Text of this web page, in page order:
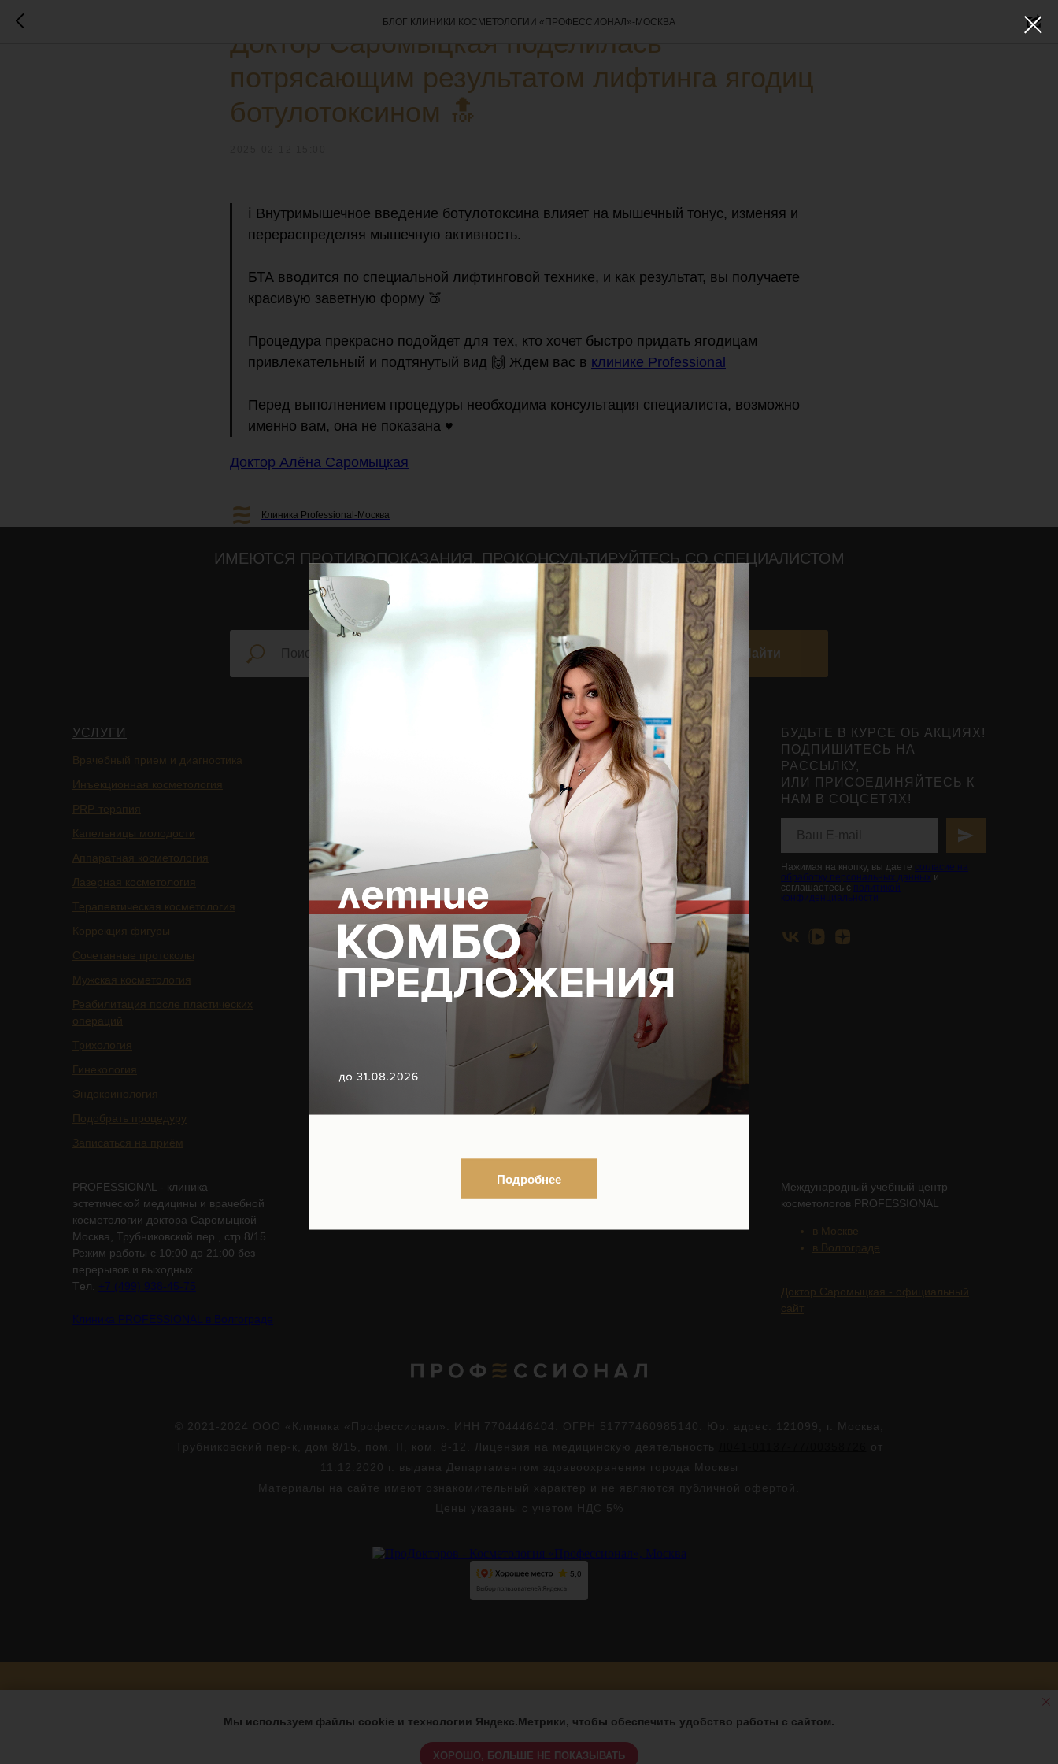
БЛОГ КЛИНИКИ КОСМЕТОЛОГИИ «ПРОФЕССИОНАЛ»-МОСКВА
Доктор Саромыцкая поделилась
потрясающим результатом лифтинга ягодиц
ботулотоксином 🔝
ℹ️ Внутримышечное введение ботулотоксина влияет на мышечный тонус, изменяя и
перераспределяя мышечную активность.
БТА вводится по специальной лифтинговой технике, и как результат, вы получаете
красивую заветную форму 🍑
Процедура прекрасно подойдет для тех, кто хочет быстро придать ягодицам
привлекательный и подтянутый вид 🙌 Ждем вас в клинике Professional
Перед выполнением процедуры необходима консультация специалиста, возможно
именно вам, она не показана ♥️
Доктор Алёна Саромыцкая
Клиника Professional-Москва
ИМЕЮТСЯ ПРОТИВОПОКАЗАНИЯ, ПРОКОНСУЛЬТИРУЙТЕСЬ СО СПЕЦИАЛИСТОМ
18+
Найти
УСЛУГИ
Врачебный прием и диагностика
Инъекционная косметология
PRP-терапия
Капельницы молодости
Аппаратная косметология
Лазерная косметология
Терапевтическая косметология
Коррекция фигуры
Сочетанные протоколы
Мужская косметология
Реабилитация после пластических
операций
Трихология
Гинекология
Эндокринология
Подобрать процедуру
Записаться на приём
БАДы
Магазин
Специалисты
Юридическая информация
Контакты
ЮРИДИЧЕСКАЯ
ИНФОРМАЦИЯ
Организационные документы
Нормативно-правовые документы
Контакты органов исполнительной
власти в сфере охраны здоровья
граждан
БУДЬТЕ В КУРСЕ ОБ АКЦИЯХ!
ПОДПИШИТЕСЬ НА
РАССЫЛКУ,
ИЛИ ПРИСОЕДИНЯЙТЕСЬ К
НАМ В СОЦСЕТЯХ!
Нажимая на кнопку, вы даете согласие на
обработку персональных данных и
соглашаетесь с политикой
конфиденциальности
PROFESSIONAL - клиника
эстетической медицины и врачебной
косметологии доктора Саромыцкой
Москва, Трубниковский пер., стр 8/15
Режим работы с 10:00 до 21:00 без
перерывов и выходных.
Tел. +7 (499) 938-45-75
Клиника PROFESSIONAL в Волгограде
Международный учебный центр
косметологов PROFESSIONAL
в Москве
в Волгограде
Доктор Саромыцкая - официальный
сайт
© 2021-2024 ООО «Клиника «Профессионал». ИНН 7704446404. ОГРН 51777460985140. Юр. адрес: 121099, г. Москва,
Трубниковский пер-к, дом 8/15, пом. II, ком. 8-12. Лицензия на медицинскую деятельность
от
11.12.2020 г. выдана Департаментом здравоохранения города Москвы
Материалы на сайте имеют ознакомительный характер и не являются публичной офертой.
Цены указаны с учетом НДС 5%
Мы используем файлы cookie и технологии Яндекс.Метрики, чтобы обеспечить удобство работы с сайтом.
ХОРОШО, БОЛЬШЕ НЕ ПОКАЗЫВАТЬ
Подробнее